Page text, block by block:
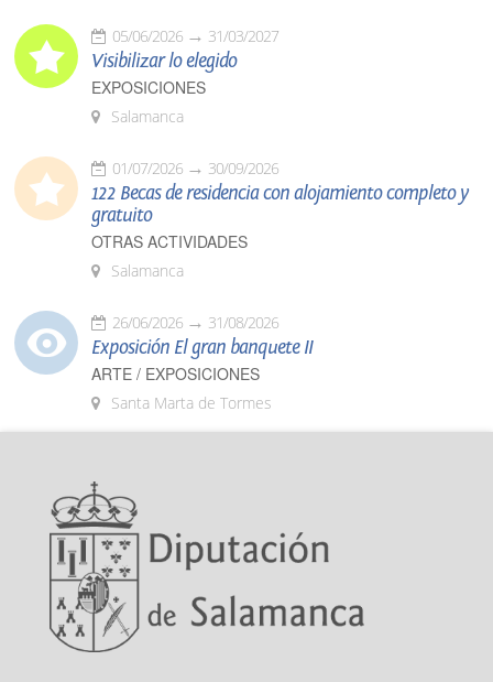
05/06/2026 31/03/2027
Visibilizar lo elegido
EXPOSICIONES
Salamanca
01/07/2026 30/09/2026
122 Becas de residencia con alojamiento completo y
gratuito
OTRAS ACTIVIDADES
Salamanca
26/06/2026 31/08/2026
Exposición El gran banquete II
ARTE / EXPOSICIONES
Santa Marta de Tormes